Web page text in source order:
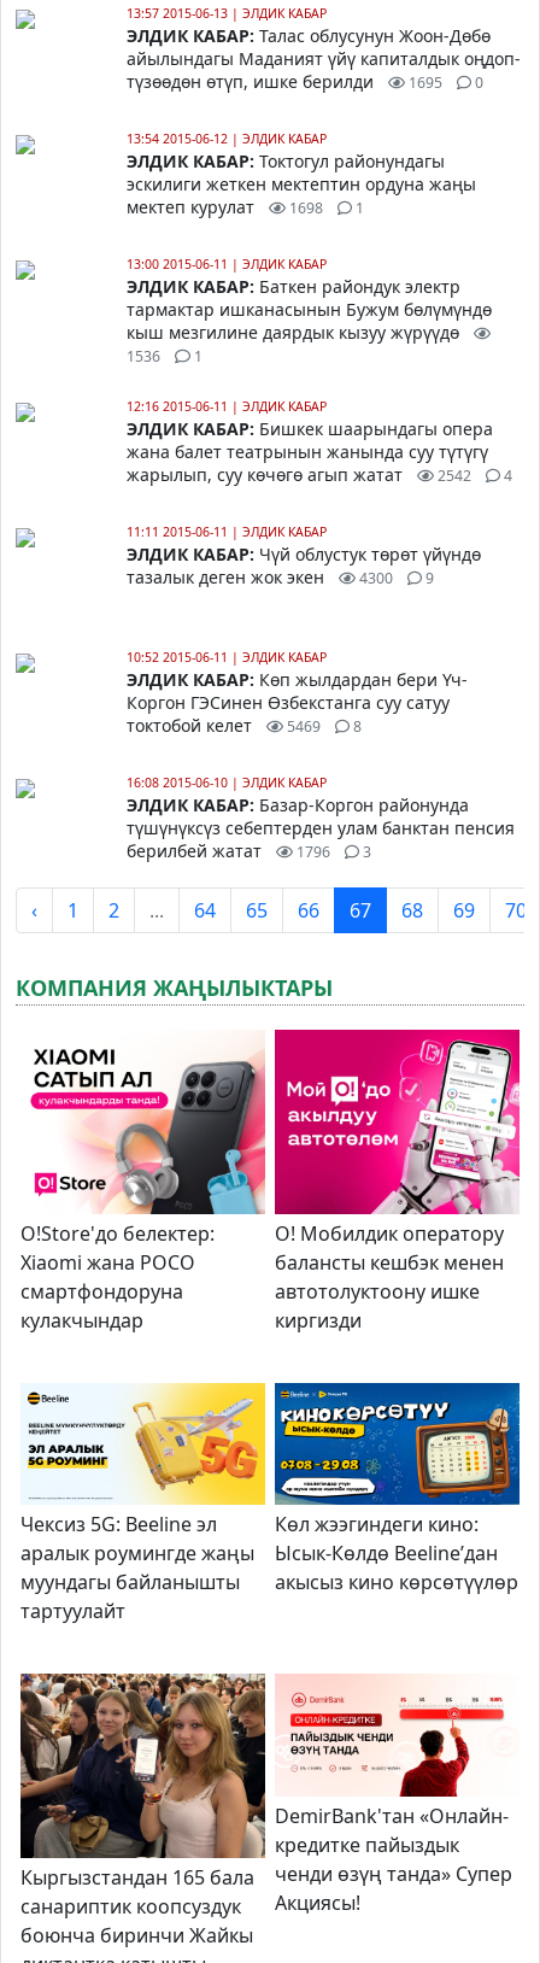
13:57 2015-06-13 | ЭЛДИК КАБАР
ЭЛДИК КАБАР: Талас облусунун Жоон-Дөбө
айылындагы Маданият үйү капиталдык оңдоп-
түзөөдөн өтүп, ишке берилди
1695 0
13:54 2015-06-12 | ЭЛДИК КАБАР
ЭЛДИК КАБАР: Токтогул районундагы
эскилиги жеткен мектептин ордуна жаңы
мектеп курулат
1698 1
13:00 2015-06-11 | ЭЛДИК КАБАР
ЭЛДИК КАБАР: Баткен райондук электр
тармактар ишканасынын Бужум бөлүмүндө
кыш мезгилине даярдык кызуу жүрүүдө
1536 1
12:16 2015-06-11 | ЭЛДИК КАБАР
ЭЛДИК КАБАР: Бишкек шаарындагы опера
жана балет театрынын жанында суу түтүгү
жарылып, суу көчөгө агып жатат
2542 4
11:11 2015-06-11 | ЭЛДИК КАБАР
ЭЛДИК КАБАР: Чүй облустук төрөт үйүндө
тазалык деген жок экен
4300 9
10:52 2015-06-11 | ЭЛДИК КАБАР
ЭЛДИК КАБАР: Көп жылдардан бери Үч-
Коргон ГЭСинен Өзбекстанга суу сатуу
токтобой келет
5469 8
16:08 2015-06-10 | ЭЛДИК КАБАР
ЭЛДИК КАБАР: Базар-Коргон районунда
түшүнүксүз себептерден улам банктан пенсия
берилбей жатат
1796 3
‹ 1 2 ... 64 65 66 67 68 69 70
КОМПАНИЯ ЖАҢЫЛЫКТАРЫ
O!Store'до белектер:
Xiaomi жана POCO
смартфондоруна
кулакчындар
О! Мобилдик оператору
балансты кешбэк менен
автотолуктоону ишке
киргизди
Чексиз 5G: Beeline эл
аралык роумингде жаңы
муундагы байланышты
тартуулайт
Көл жээгиндеги кино:
Ысык-Көлдө Beeline’дан
акысыз кино көрсөтүүлөр
Кыргызстандан 165 бала
санариптик коопсуздук
боюнча биринчи Жайкы
DemirBank'тан «Онлайн-
кредитке пайыздык
ченди өзүң танда» Супер
Акциясы!